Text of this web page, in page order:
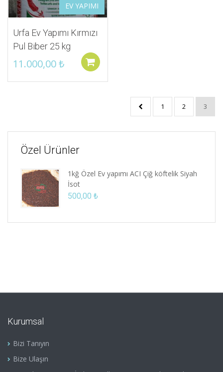
EV YAPIMI
Urfa Ev Yapımı Kırmızı
Pul Biber 25 kg
11.000,00₺
1 2 3
Özel Ürünler
1kğ Özel Ev yapımı ACI Çiğ köftelik Siyah
İsot
500,00 ₺
Kurumsal
Bizi Tanıyın
Bize Ulaşın